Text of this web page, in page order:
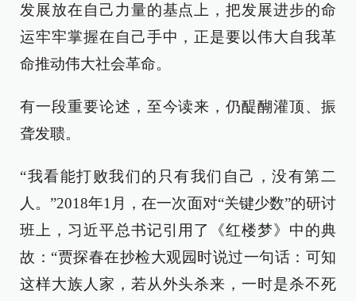
发展放在自己力量的基点上，把发展进步的命
运牢牢掌握在自己手中，正是要以伟大自我革
命推动伟大社会革命。
有一段重要论述，至今读来，仍醍醐灌顶、振
聋发聩。
“我看能打败我们的只有我们自己，没有第二
人。”2018年1月，在一次面对“关键少数”的研讨
班上，习近平总书记引用了《红楼梦》中的典
故：“贾探春在抄检大观园时说过一句话：可知
这样大族人家，若从外头杀来，一时是杀不死